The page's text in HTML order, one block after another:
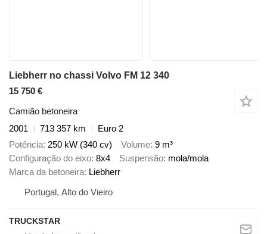
Liebherr no chassi Volvo FM 12 340
15 750 €
Camião betoneira
2001
713 357 km
Euro 2
Potência 250 kW (340 cv) Volume 9 m³
Configuração do eixo 8x4 Suspensão mola/mola
Marca da betoneira Liebherr
Portugal, Alto do Vieiro
TRUCKSTAR